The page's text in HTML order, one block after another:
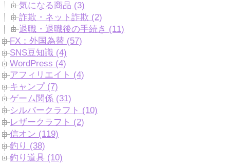
気になる商品 (3)
詐欺・ネット詐欺 (2)
退職・退職後の手続き (11)
FX：外国為替 (57)
SNS豆知識 (4)
WordPress (4)
アフィリエイト (4)
キャンプ (7)
ゲーム関係 (31)
シルバークラフト (10)
レザークラフト (2)
信オン (119)
釣り (38)
釣り道具 (10)